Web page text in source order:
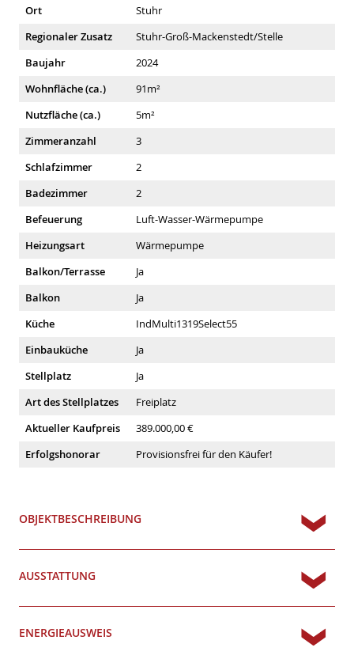
Ort
Stuhr
Regionaler Zusatz
Stuhr-Groß-Mackenstedt/Stelle
Baujahr
2024
Wohnfläche (ca.)
91m²
Nutzfläche (ca.)
5m²
Zimmeranzahl
3
Schlafzimmer
2
Badezimmer
2
Befeuerung
Luft-Wasser-Wärmepumpe
Heizungsart
Wärmepumpe
Balkon/Terrasse
Ja
Balkon
Ja
Küche
IndMulti1319Select55
Einbauküche
Ja
Stellplatz
Ja
Art des Stellplatzes
Freiplatz
Aktueller Kaufpreis
389.000,00 €
Erfolgshonorar
Provisionsfrei für den Käufer!
OBJEKTBESCHREIBUNG
AUSSTATTUNG
ENERGIEAUSWEIS